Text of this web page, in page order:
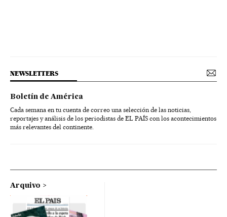
NEWSLETTERS
Boletín de América
Cada semana en tu cuenta de correo una selección de las noticias,
reportajes y análisis de los periodistas de EL PAÍS con los acontecimientos
más relevantes del continente.
Arquivo